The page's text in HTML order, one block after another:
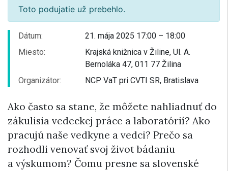
Toto podujatie už prebehlo.
Dátum:
21. mája 2025 17:00 – 18:00
Miesto:
Krajská knižnica v Žiline, Ul. A.
Bernoláka 47, 011 77 Žilina
Organizátor:
NCP VaT pri CVTI SR, Bratislava
Ako často sa stane, že môžete nahliadnuť do
zákulisia vedeckej práce a laboratórií? Ako
pracujú naše vedkyne a vedci? Prečo sa
rozhodli venovať svoj život bádaniu
a výskumom? Čomu presne sa slovenské